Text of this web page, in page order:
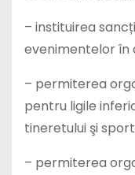
– instituirea
evenimentelor în
– permiterea
pentru ligile
tineretului şi
– permiterea